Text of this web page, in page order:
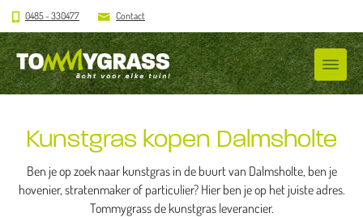
0485 - 330477 Contact
Kunstgras kopen Dalmsholte
Ben je op zoek naar kunstgras in de buurt van Dalmsholte, ben je
hovenier, stratenmaker of particulier? Hier ben je op het juiste adres.
Tommygrass de kunstgras leverancier.